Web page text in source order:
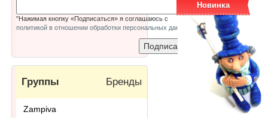
Новинка
"Нажимая кнопку «Подписаться» я соглашаюсь с
политикой в отношении обработки персональных данных
Группы Бренды
Zampiva